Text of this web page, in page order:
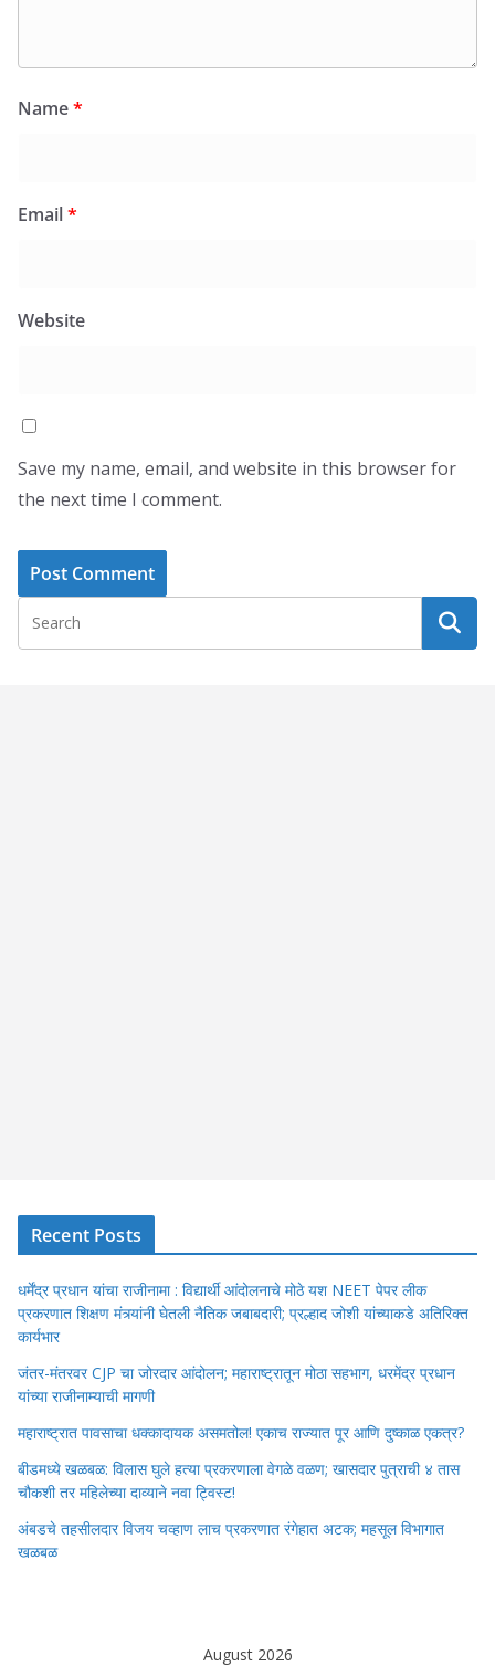
Name*
Email*
Website
Save my name, email, and website in this browser for
the next time I comment.
Recent Posts
धर्मेंद्र प्रधान यांचा राजीनामा : विद्यार्थी आंदोलनाचे मोठे यश NEET पेपर लीक
प्रकरणात शिक्षण मंत्र्यांनी घेतली नैतिक जबाबदारी; प्रल्हाद जोशी यांच्याकडे अतिरिक्त
कार्यभार
जंतर-मंतरवर CJP चा जोरदार आंदोलन; महाराष्ट्रातून मोठा सहभाग, धरमेंद्र प्रधान
यांच्या राजीनाम्याची मागणी
महाराष्ट्रात पावसाचा धक्कादायक असमतोल! एकाच राज्यात पूर आणि दुष्काळ एकत्र?
बीडमध्ये खळबळ: विलास घुले हत्या प्रकरणाला वेगळे वळण; खासदार पुत्राची ४ तास
चौकशी तर महिलेच्या दाव्याने नवा ट्विस्ट!
अंबडचे तहसीलदार विजय चव्हाण लाच प्रकरणात रंगेहात अटक; महसूल विभागात
खळबळ
August 2026